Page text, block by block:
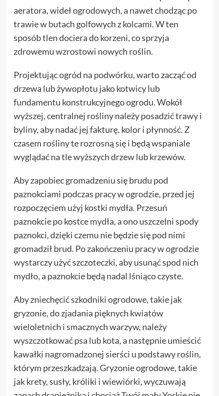
aeratora, wideł ogrodowych, a nawet chodząc po
trawie w butach golfowych z kolcami. W ten
sposób tlen dociera do korzeni, co sprzyja
zdrowemu wzrostowi nowych roślin.
Projektując ogród na podwórku, warto zacząć od
drzewa lub żywopłotu jako kotwicy lub
fundamentu konstrukcyjnego ogrodu. Wokół
wyższej, centralnej rośliny należy posadzić trawy i
byliny, aby nadać jej fakturę, kolor i płynność. Z
czasem rośliny te rozrosną się i będą wspaniale
wyglądać na tle wyższych drzew lub krzewów.
Aby zapobiec gromadzeniu się brudu pod
paznokciami podczas pracy w ogrodzie, przed jej
rozpoczęciem użyj kostki mydła. Przesuń
paznokcie po kostce mydła, a ono uszczelni spody
paznokci, dzięki czemu nie będzie się pod nimi
gromadził brud. Po zakończeniu pracy w ogrodzie
wystarczy użyć szczoteczki, aby usunąć spod nich
mydło, a paznokcie będą nadal lśniąco czyste.
Aby zniechęcić szkodniki ogrodowe, takie jak
gryzonie, do zjadania pięknych kwiatów
wieloletnich i smacznych warzyw, należy
wyszczotkować psa lub kota, a następnie umieścić
kawałki nagromadzonej sierści u podstawy roślin,
którym przeszkadzają. Gryzonie ogrodowe, takie
jak krety, susły, króliki i wiewiórki, wyczuwają